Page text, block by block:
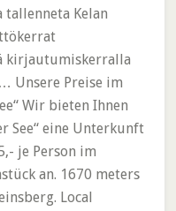
Kelan
kirjautumiskerralla
Unsere Preise im
Wir bieten Ihnen
See“ eine Unterkunft
je Person im
an. 1670 meters
Local